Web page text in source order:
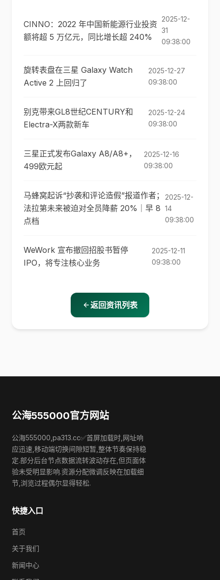
CINNO：2022 年中国新能源行业投资
额将超 5 万亿元，同比增长超 240%
2025-12-
31
09:38:00
旋转表盘在三星 Galaxy Watch
Active 2 上回归了
2025-12-27
09:38:00
别克带来GL8世纪CENTURY和
Electra-X两款新车
2025-12-24
09:38:00
三星正式发布Galaxy A8/A8+，
499欧元起
2025-12-16
09:38:00
马蜂窝起诉“抄袭和评论造假”报道作者；
法拉第未来被迫对全员降薪 20%｜早 8
点档
2025-12-
14
09:38:00
WeWork 宣布撤回招股书暂停
IPO，将专注核心业务
2025-12-11
09:38:00
返回资讯列表
公海555000官方网站
公海555000,pa313.cc✅首屏加载时,网址响
应迅速,移动端切换间隙短暂,整体节奏保持稳
定.部分后台节点数据流转波动存在,但页面体
验未受明显影响.资源分配微调反映在加载细
节,浏览过程偶尔显得轻松.
快捷入口
首页
关于我们
新闻中心